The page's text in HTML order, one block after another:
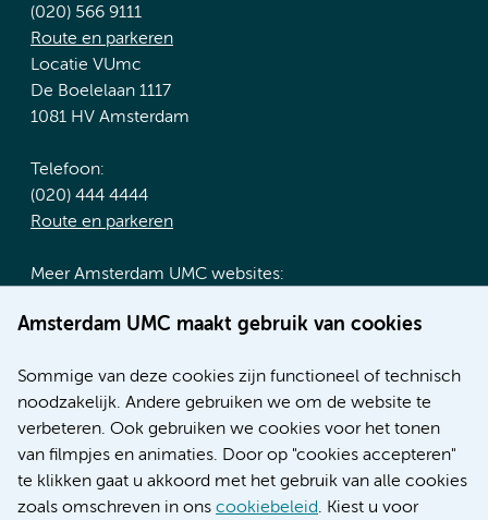
Amsterdam UMC maakt gebruik van cookies
Sommige van deze cookies zijn functioneel of technisch
noodzakelijk. Andere gebruiken we om de website te
verbeteren. Ook gebruiken we cookies voor het tonen
van filmpjes en animaties. Door op "cookies accepteren"
te klikken gaat u akkoord met het gebruik van alle cookies
zoals omschreven in ons cookiebeleid. Kiest u voor
(020) 566 9111
Route en parkeren
Locatie VUmc
De Boelelaan 1117
1081 HV Amsterdam
Telefoon:
(020) 444 4444
Route en parkeren
Meer Amsterdam UMC websites:
Werken bij Amsterdam UMC
Nieuws
Research
Educatie locatie AMC
Educatie locatie VUmc